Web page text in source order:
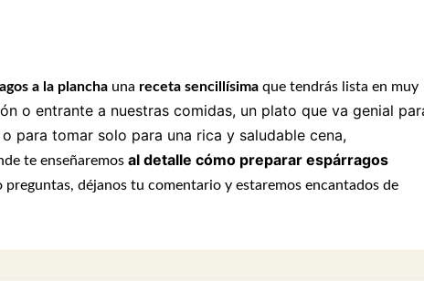
a la plancha una receta sencillísima que tendrás lista en muy
o entrante a nuestras comidas, un plato que va genial
para tomar solo para una rica y saludable cena,
te enseñaremos al detalle cómo preparar espárragos
preguntas, déjanos tu comentario y estaremos encantados de